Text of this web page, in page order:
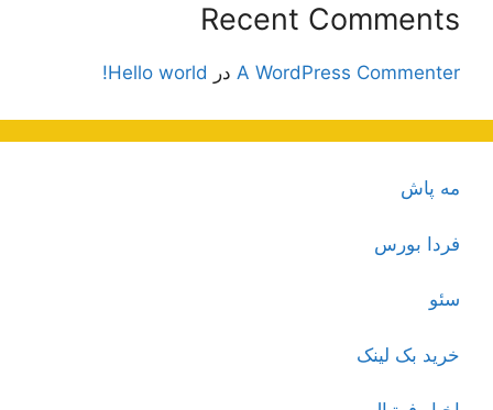
Recent Comments
A WordPress Commenter در Hello world!
مه پاش
فردا بورس
سئو
خرید بک لینک